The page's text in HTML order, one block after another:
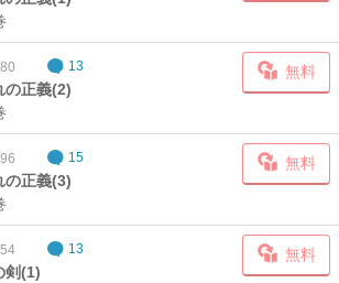
13
の正義(2)
無料
15
の正義(3)
無料
13
剣(1)
無料